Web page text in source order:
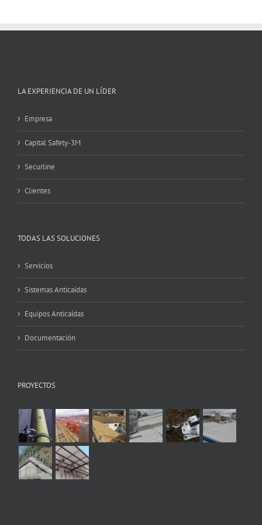
LA EXPERIENCIA DE UN LÍDER
Empresa
Capital Safety-3M
Securline
Clientes
TODAS LAS SOLUCIONES
Servicios
Sistemas Anticaídas
Equipos Anticaídas
Documentación
PROYECTOS